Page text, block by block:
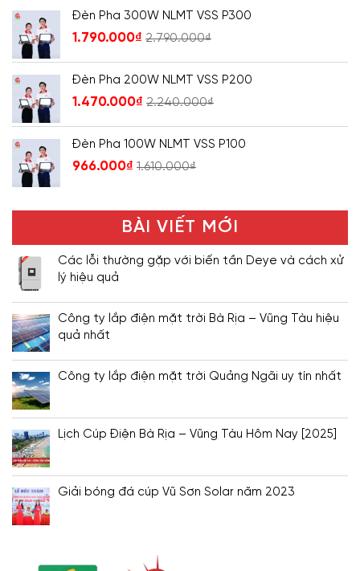
Đèn Pha 300W NLMT VSS P300
1.790.000₫ 2.790.000₫
Đèn Pha 200W NLMT VSS P200
1.470.000₫ 2.240.000₫
Đèn Pha 100W NLMT VSS P100
966.000₫ 1.610.000₫
BÀI VIẾT MỚI
Các lỗi thường gặp với biến tần Deye và cách xử
lý hiệu quả
Công ty lắp điện mặt trời Bà Rịa – Vũng Tàu hiệu
quả nhất
Công ty lắp điện mặt trời Quảng Ngãi uy tín nhất
Lịch Cúp Điện Bà Rịa – Vũng Tàu Hôm Nay [2025]
Giải bóng đá cúp Vũ Sơn Solar năm 2023